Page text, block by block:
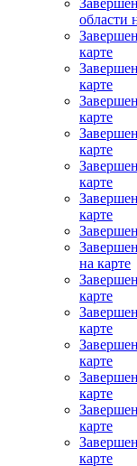
области
карте
карте
карте
карте
карте
карте
на карте
карте
карте
карте
карте
карте
карте